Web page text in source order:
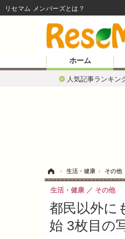
ホーム
人気記事ランキン
› 生活・健康 › その他
都民以外に
始 3枚目の
生活・健康 その他
リセマム メンバーズ